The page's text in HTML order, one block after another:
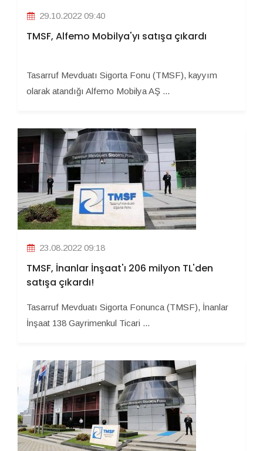
29.10.2022 09:40
TMSF, Alfemo Mobilya'yı satışa çıkardı
Tasarruf Mevduatı Sigorta Fonu (TMSF), kayyım
olarak atandığı Alfemo Mobilya AŞ ...
23.08.2022 09:18
TMSF, İnanlar İnşaat'ı 206 milyon TL'den
satışa çıkardı!
Tasarruf Mevduatı Sigorta Fonunca (TMSF), İnanlar
İnşaat 138 Gayrimenkul Ticari ...